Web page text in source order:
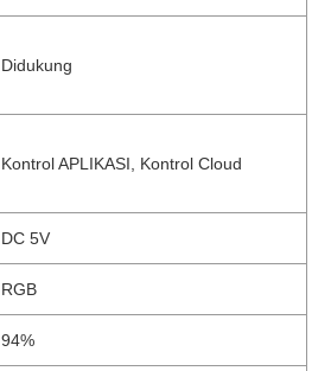
Didukung
Kontrol APLIKASI, Kontrol Cloud
DC 5V
RGB
94%